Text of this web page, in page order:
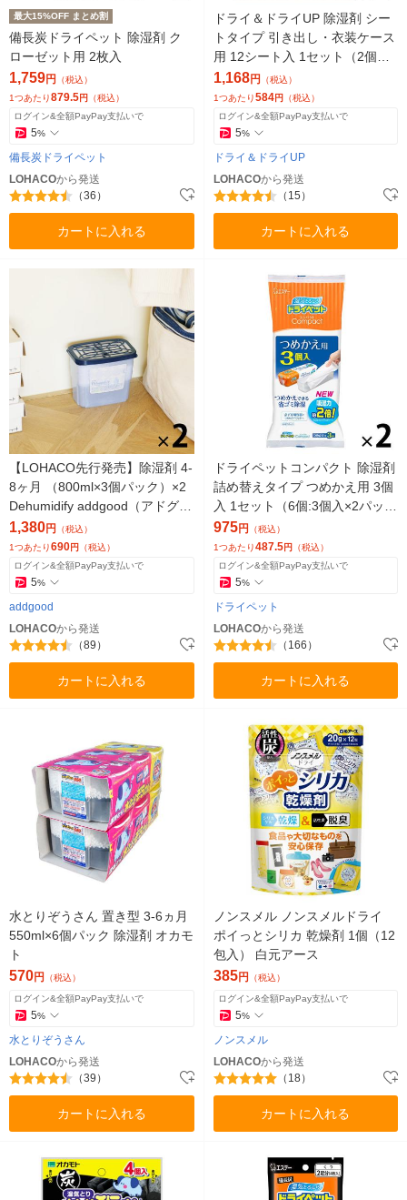
最大15%OFF まとめ割
備長炭ドライペット 除湿剤 ク
ローゼット用 2枚入
1,759円
（税込）
1つあたり879.5円 （税込）
ログイン&全額PayPay支払いで
5%
備長炭ドライペット
LOHACOから発送
（36）
カートに入れる
ドライ＆ドライUP 除湿剤 シー
トタイプ 引き出し・衣装ケース
用 12シート入 1セット（2個）
白元アース
1,168円
（税込）
1つあたり584円 （税込）
ログイン&全額PayPay支払いで
5%
ドライ＆ドライUP
LOHACOから発送
（15）
カートに入れる
【LOHACO先行発売】除湿剤 4-
8ヶ月 （800ml×3個パック）×2
Dehumidify addgood（アドグッ
ド） 限定
1,380円 （税込）
1つあたり690円 （税込）
ログイン&全額PayPay支払いで
5%
addgood
LOHACOから発送
（89）
カートに入れる
ドライペットコンパクト 除湿剤
詰め替えタイプ つめかえ用 3個
入 1セット（6個:3個入×2パッ
ク）
975円 （税込）
1つあたり487.5円 （税込）
ログイン&全額PayPay支払いで
5%
ドライペット
LOHACOから発送
（166）
カートに入れる
水とりぞうさん 置き型 3-6ヵ月
550ml×6個パック 除湿剤 オカモ
ト
570円 （税込）
ログイン&全額PayPay支払いで
5%
水とりぞうさん
LOHACOから発送
（39）
カートに入れる
ノンスメル ノンスメルドライ
ポイっとシリカ 乾燥剤 1個（12
包入） 白元アース
385円 （税込）
ログイン&全額PayPay支払いで
5%
ノンスメル
LOHACOから発送
（18）
カートに入れる